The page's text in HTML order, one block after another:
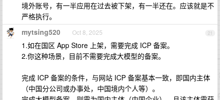
境外账号，有一半应用在过去被下架，有一半还在。应该就是不
严格执行。
21
mytsing520 Oct 8, 2025
1.如在国区 App Store 上架，需要完成 ICP 备案。
2.你这种场景，目前不需要完成大模型的备案。
完成 ICP 备案的条件，与网站 ICP 备案基本一致，即国内主体
（中国分公司或办事处，中国境内个人等）。